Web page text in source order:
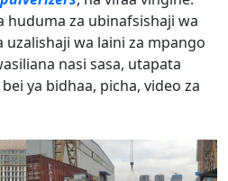
huduma za ubinafsishaji wa
uzalishaji wa laini za mpango
nasi sasa, utapata
ya bidhaa, picha, video za